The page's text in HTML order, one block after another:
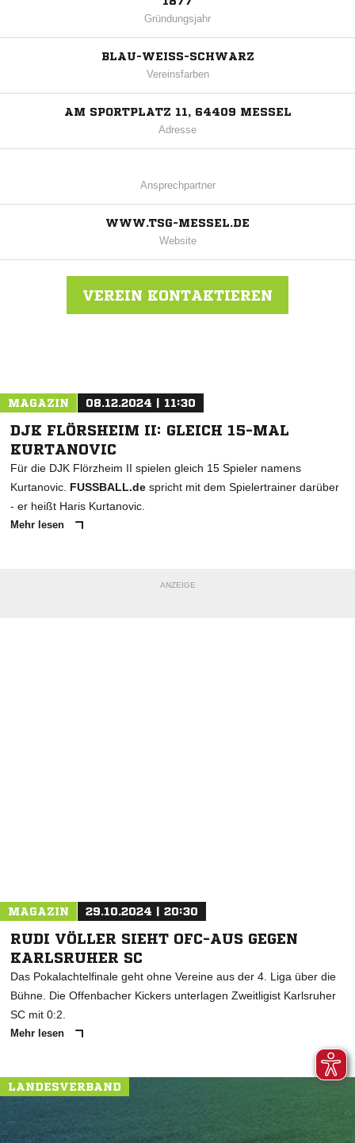
Gründungsjahr
BLAU-WEISS-SCHWARZ
Vereinsfarben
AM SPORTPLATZ 11, 64409 MESSEL
Adresse
Ansprechpartner
WWW.TSG-MESSEL.DE
Website
VEREIN KONTAKTIEREN
MAGAZIN 08.12.2024 | 11:30
DJK FLÖRSHEIM II: GLEICH 15-MAL
KURTANOVIC
Für die DJK Flörzheim II spielen gleich 15 Spieler namens
Kurtanovic. FUSSBALL.de spricht mit dem Spielertrainer darüber
- er heißt Haris Kurtanovic.
Mehr lesen
ANZEIGE
MAGAZIN 29.10.2024 | 20:30
RUDI VÖLLER SIEHT OFC-AUS GEGEN
KARLSRUHER SC
Das Pokalachtelfinale geht ohne Vereine aus der 4. Liga über die
Bühne. Die Offenbacher Kickers unterlagen Zweitligist Karlsruher
SC mit 0:2.
Mehr lesen
LANDESVERBAND